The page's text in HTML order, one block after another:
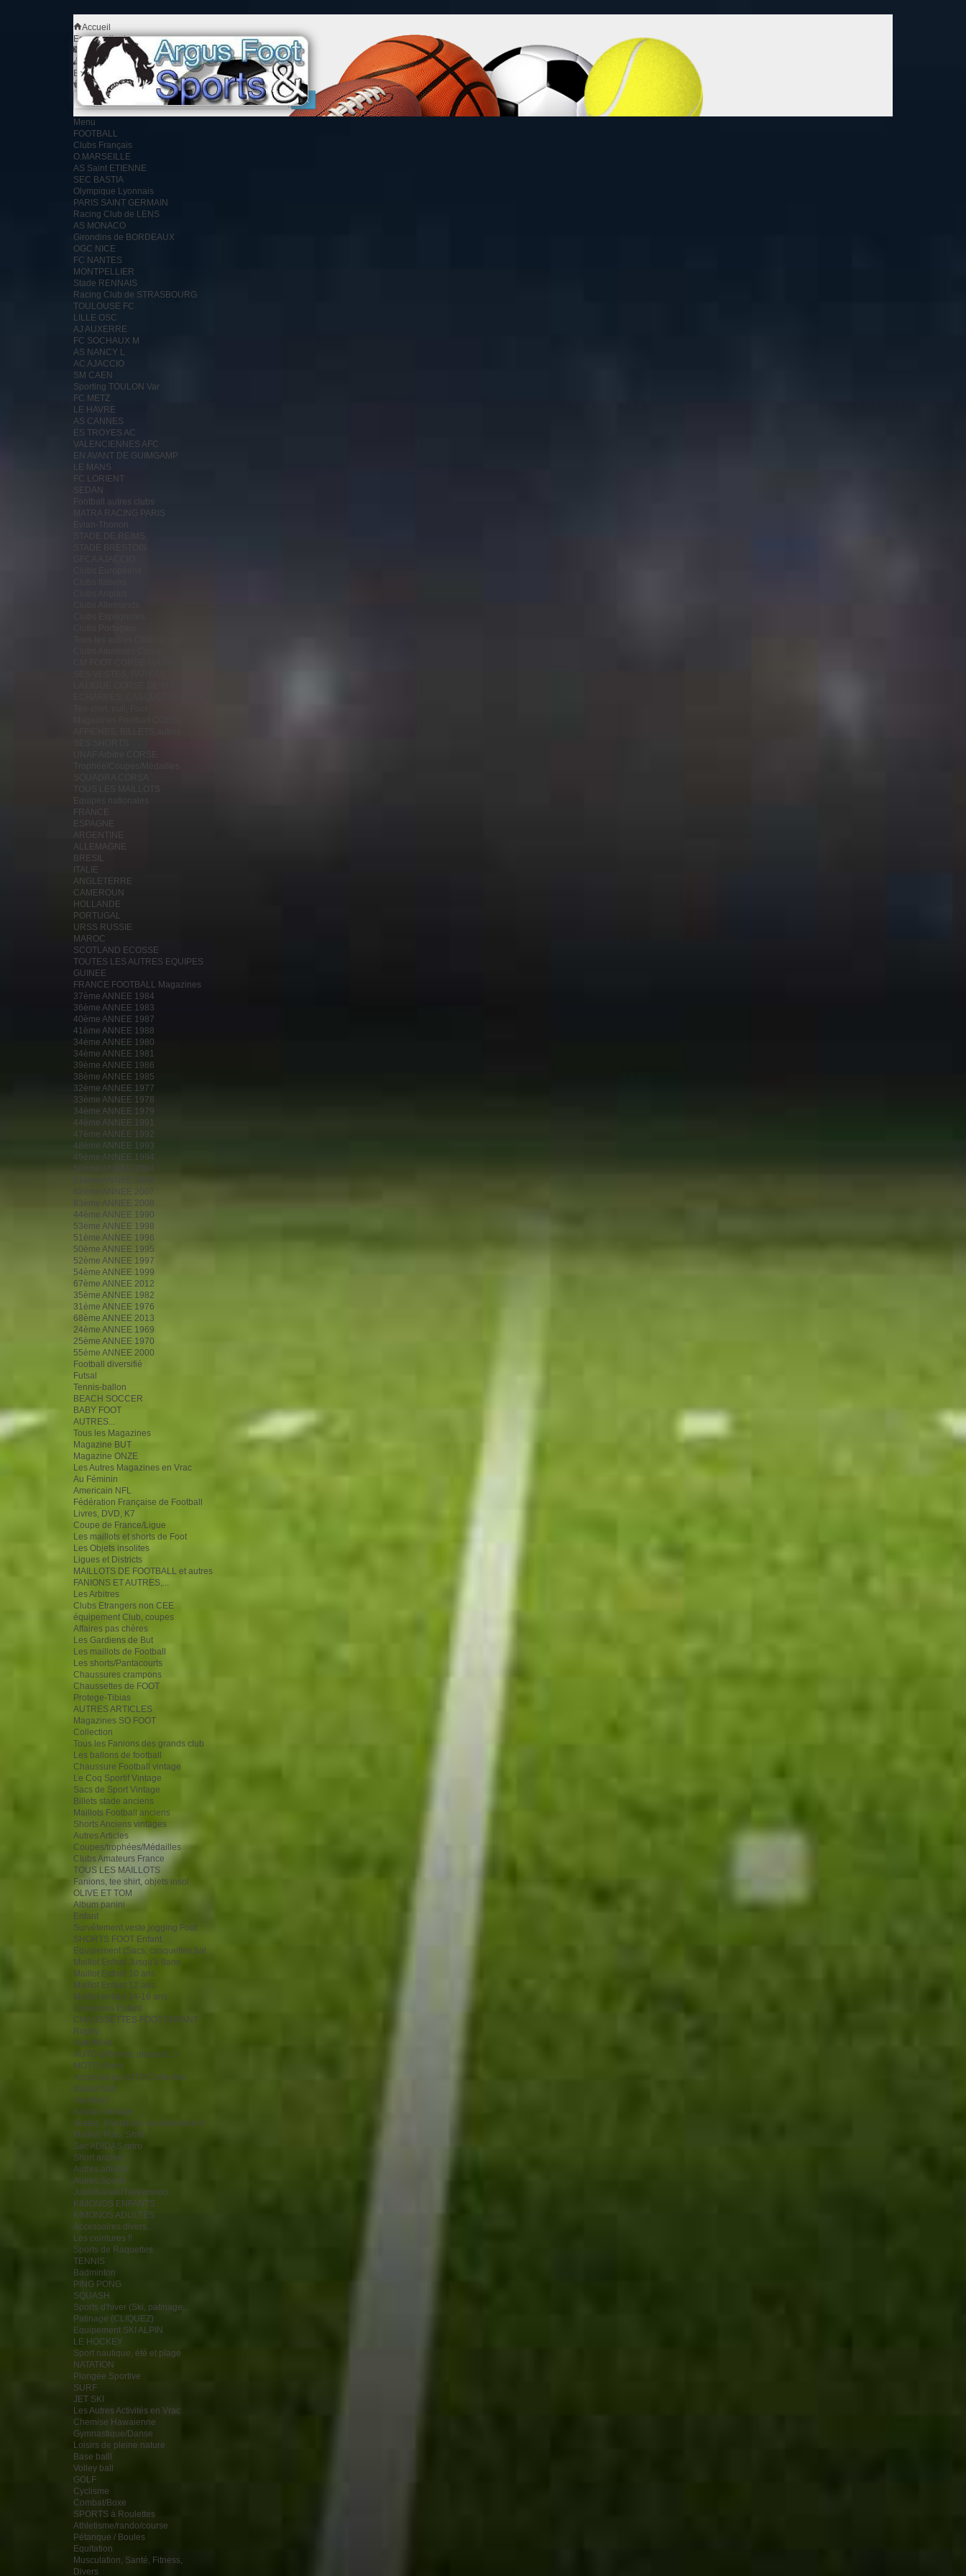
Accueil
Espace client
Contact
Plan du site
Bienvenue
Identifiez-vous
Votre compte
Votre panier 0produit0.00 €
Menu
FOOTBALL
Clubs Français
O.MARSEILLE
AS Saint ETIENNE
SEC BASTIA
Olympique Lyonnais
PARIS SAINT GERMAIN
Racing Club de LENS
AS MONACO
Girondins de BORDEAUX
OGC NICE
FC NANTES
MONTPELLIER
Stade RENNAIS
Racing Club de STRASBOURG
TOULOUSE FC
LILLE OSC
AJ AUXERRE
FC SOCHAUX M
AS NANCY L
AC AJACCIO
SM CAEN
Sporting TOULON Var
FC METZ
LE HAVRE
AS CANNES
ES TROYES AC
VALENCIENNES AFC
EN AVANT DE GUIMGAMP
LE MANS
FC LORIENT
SEDAN
Football autres clubs
MATRA RACING PARIS
Evian-Thonon
STADE DE REIMS
TOUS LES MAILLOTS
Equipes nationales
FRANCE
ESPAGNE
ARGENTINE
ALLEMAGNE
BRESIL
ITALIE
ANGLETERRE
CAMEROUN
HOLLANDE
PORTUGAL
URSS RUSSIE
MAROC
SCOTLAND ECOSSE
TOUTES LES AUTRES EQUIPES
GUINEE
FRANCE FOOTBALL Magazines
37ème ANNEE 1984
36ème ANNEE 1983
40ème ANNEE 1987
41ème ANNEE 1988
34ème ANNEE 1980
34ème ANNEE 1981
39ème ANNEE 1986
38ème ANNEE 1985
32ème ANNEE 1977
33ème ANNEE 1978
34ème ANNEE 1979
44ème ANNEE 1991
47ème ANNEE 1992
48ème ANNEE 1993
49ème ANNEE 1994
59ème ANNEE 2004
61ème ANNEE 2006
62ème ANNEE 2007
63ème ANNEE 2008
44ème ANNEE 1990
53ème ANNEE 1998
51ème ANNEE 1996
50ème ANNEE 1995
52ème ANNEE 1997
54ème ANNEE 1999
67ème ANNEE 2012
35ème ANNEE 1982
31ème ANNEE 1976
68ème ANNEE 2013
24ème ANNEE 1969
25ème ANNEE 1970
55ème ANNEE 2000
Football diversifié
Futsal
Tennis-ballon
BEACH SOCCER
BABY FOOT
AUTRES...
Tous les Magazines
Magazine BUT
Magazine ONZE
Les Autres Magazines en Vrac
Au Féminin
Americain NFL
Fédération Française de Football
Livres, DVD, K7
Coupe de France/Ligue
Les maillots et shorts de Foot
Les Objets insolites
Ligues et Districts
MAILLOTS DE FOOTBALL et autres
FANIONS ET AUTRES,...
Les Arbitres
Clubs Etrangers non CEE
équipement Club, coupes
Affaires pas chères
Les Gardiens de But
Les maillots de Football
Les shorts/Pantacourts
Chaussures crampons
Chaussettes de FOOT
Protege-Tibias
AUTRES ARTICLES
Magazines SO FOOT
Collection
Tous les Fanions des grands club
Les ballons de football
Chaussure Football vintage
Le Coq Sportif Vintage
Sacs de Sport Vintage
Billets stade anciens
Maillots Football anciens
Shorts Anciens vintages
Autres Articles
Coupes/trophées/Médailles
Clubs Amateurs France
TOUS LES MAILLOTS
Fanions, tee shirt, objets insol
OLIVE ET TOM
Album panini
Enfant
Survêtement,veste,jogging Foot
SHORTS FOOT Enfant
Equipement (Sacs, casquettes,bal
Maillot Enfant Jusqu'à 8ans
Maillot Enfant 10 ans
Maillot Enfant 12 ans
Maillot enfant 14-16 ans
Crampons Enfant
CHAUSSETTES FOOT ENFANT
Rugby
Auto/Moto
AUTO (affiches, plaques...)
MOTO divers
Accessoires AUTO Collection
Basket ball
Handball
Adidas Vintage
Vestes, Pantalons survêtements A
Maillot, Polo, Shirt
Sac ADIDAS retro
Short ancien
Autres articles
Autres Sports
Judo/Karaté/Taekwondo
KIMONOS ENFANTS
KIMONOS ADULTES
Accessoires divers...
Les ceintures !!
Sports de Raquettes
TENNIS
Badminton
PING PONG
SQUASH
Sports d'hiver (Ski, patinage,..
Patinage (CLIQUEZ)
Equipement SKI ALPIN
LE HOCKEY
Sport nautique, été et plage
NATATION
Plongée Sportive
SURF
JET SKI
Les Autres Activités en Vrac
Chemise Hawaienne
Gymnastique/Danse
Loisirs de pleine nature
Base balll
Volley ball
GOLF
Cyclisme
Combat/Boxe
SPORTS à Roulettes
Athletisme/rando/course
Pétanque / Boules
Equitation
Musculation, Santé, Fitness,
Divers